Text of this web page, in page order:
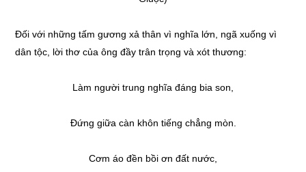
Đối với những tấm gương xả thân vì nghĩa lớn, ngã xuống vì
dân tộc, lời thơ của ông đầy trân trọng và xót thương:
Làm người trung nghĩa đáng bia son,
Đứng giữa càn khôn tiếng chẳng mòn.
Cơm áo đền bồi ơn đất nước,